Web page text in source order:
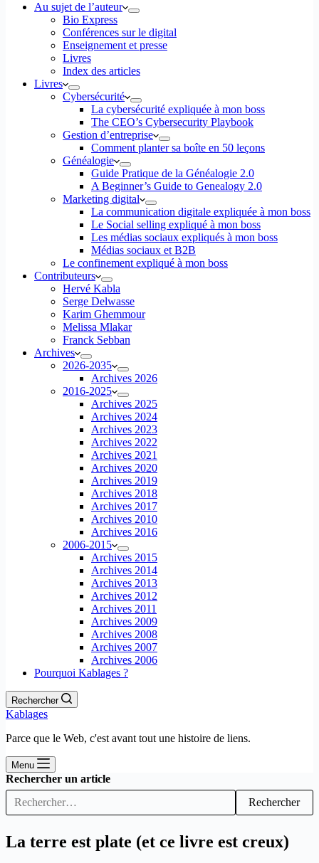
Au sujet de l’auteur
Bio Express
Conférences sur le digital
Enseignement et presse
Livres
Index des articles
Livres
Cybersécurité
La cybersécurité expliquée à mon boss
The CEO’s Cybersecurity Playbook
Gestion d’entreprise
Comment planter sa boîte en 50 leçons
Généalogie
Guide Pratique de la Généalogie 2.0
A Beginner’s Guide to Genealogy 2.0
Marketing digital
La communication digitale expliquée à mon boss
Le Social selling expliqué à mon boss
Les médias sociaux expliqués à mon boss
Médias sociaux et B2B
Le confinement expliqué à mon boss
Contributeurs
Hervé Kabla
Serge Delwasse
Karim Ghemmour
Melissa Mlakar
Franck Sebban
Archives
2026-2035
Archives 2026
2016-2025
Archives 2025
Archives 2024
Archives 2023
Archives 2022
Archives 2021
Archives 2020
Archives 2019
Archives 2018
Archives 2017
Archives 2010
Archives 2016
2006-2015
Archives 2015
Archives 2014
Archives 2013
Archives 2012
Archives 2011
Archives 2009
Archives 2008
Archives 2007
Archives 2006
Pourquoi Kablages ?
Rechercher
Kablages
Parce que le Web, c'est avant tout une histoire de liens.
Menu
Rechercher un article
Rechercher
La terre est plate (et ce livre est creux)